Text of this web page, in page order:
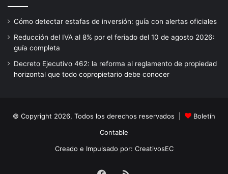
Cómo detectar estafas de inversión: guía con alertas oficiales
Reducción del IVA al 8% por el feriado del 10 de agosto 2026:
guía completa
Decreto Ejecutivo 462: la reforma al reglamento de propiedad
horizontal que todo copropietario debe conocer
© Copyright 2026, Todos los derechos reservados |
Boletín
Contable
Creado e Impulsado por: CreativosEC